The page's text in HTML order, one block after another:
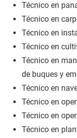
Técnico en
Técnico en
Técnico en
Técnico en
Técnico en
de buques y
Técnico en
Técnico en
Técnico en
Técnico en